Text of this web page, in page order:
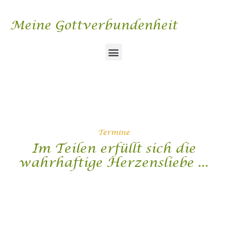
Inhalt
springen
Meine Gottverbundenheit
Menu
Termine
Im Teilen erfüllt sich die
wahrhaftige Herzensliebe ...